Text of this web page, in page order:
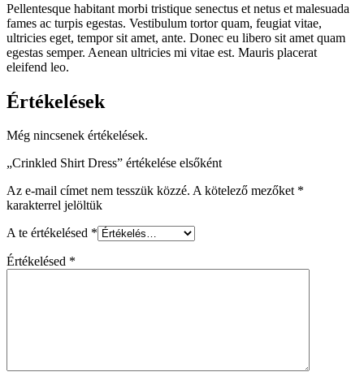
Pellentesque habitant morbi tristique senectus et netus et malesuada
fames ac turpis egestas. Vestibulum tortor quam, feugiat vitae,
ultricies eget, tempor sit amet, ante. Donec eu libero sit amet quam
egestas semper. Aenean ultricies mi vitae est. Mauris placerat
eleifend leo.
Értékelések
Még nincsenek értékelések.
„Crinkled Shirt Dress” értékelése elsőként
Az e-mail címet nem tesszük közzé. A kötelező mezőket *
karakterrel jelöltük
A te értékelésed *
Értékelésed *